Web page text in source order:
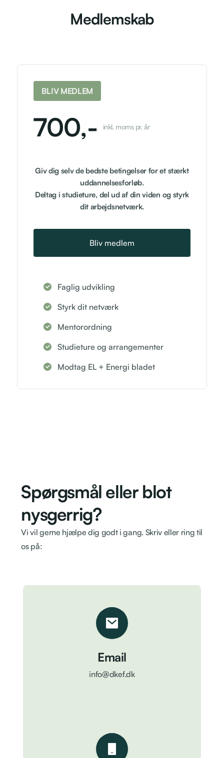
Medlemskab
BLIV MEDLEM
700,- inkl. moms pr. år
Giv dig selv de bedste betingelser for et stærkt
uddannelsesforløb.
Deltag i studieture, del ud af din viden og styrk
dit arbejdsnetværk.
Bliv medlem
Faglig udvikling
Styrk dit netværk
Mentorordning
Studieture og arrangementer
Modtag EL + Energi bladet
Spørgsmål eller blot
nysgerrig?
Vi vil gerne hjælpe dig godt i gang. Skriv eller ring til
os på:
Email
info@dkef.dk